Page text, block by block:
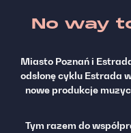
No way
Miasto Poznań i
odsłonę cyklu Estrada
nowe produkcje
Tym razem do